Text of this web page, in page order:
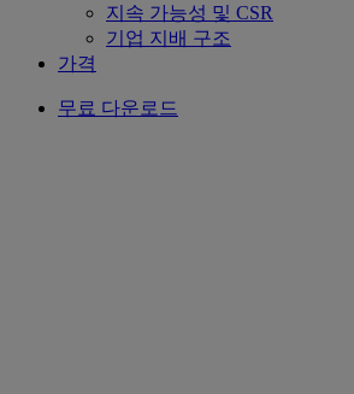
지속 가능성 및 CSR
기업 지배 구조
가격
무료 다운로드